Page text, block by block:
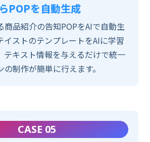
POPを自動生成
商品紹介の告知POPをAIで自動生
イストのテンプレートをAIに学習
テキスト情報を与えるだけで統一
制作が簡単に行えます。
CASE 05